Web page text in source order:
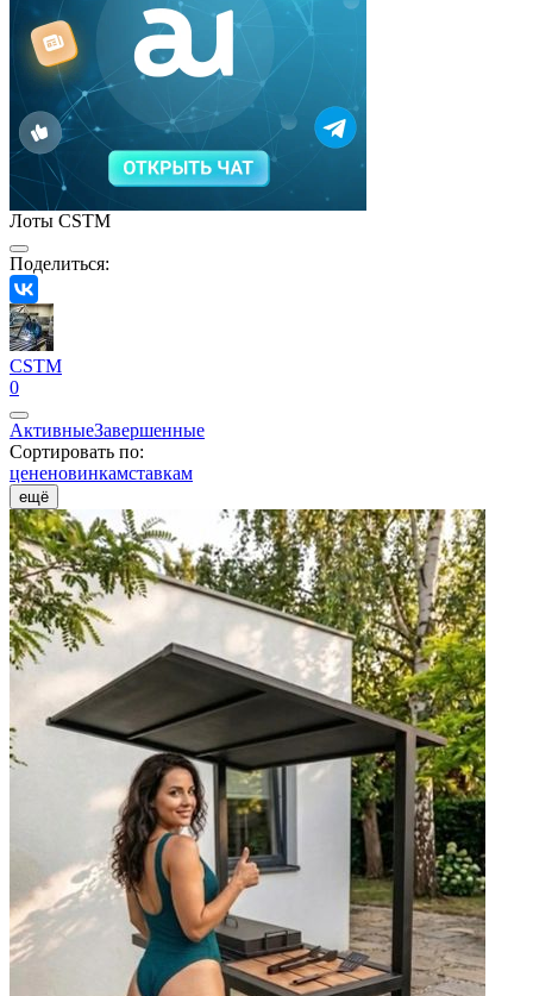
Лоты CSTM
Поделиться:
CSTM
0
АктивныеЗавершенные
Сортировать по:
цененовинкамставкам
ещё